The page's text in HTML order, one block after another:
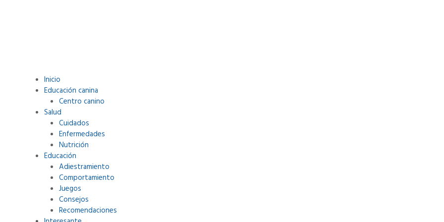
Inicio
Educación canina
Centro canino
Salud
Cuidados
Enfermedades
Nutrición
Educación
Adiestramiento
Comportamiento
Juegos
Consejos
Recomendaciones